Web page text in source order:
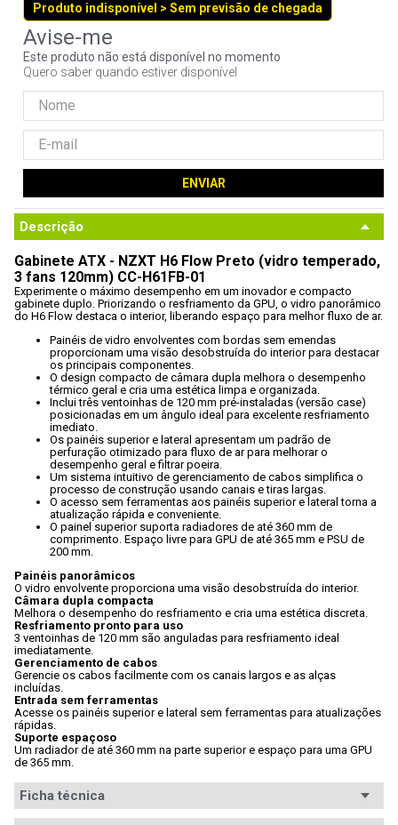
Produto indisponível > Sem previsão de chegada
Este produto não está disponível no momento
Quero saber quando estiver disponível
ENVIAR
Descrição
Gabinete ATX - NZXT H6 Flow Preto (vidro temperado,
3 fans 120mm) CC-H61FB-01
Experimente o máximo desempenho em um inovador e compacto
gabinete duplo. Priorizando o resfriamento da GPU, o vidro panorâmico
do H6 Flow destaca o interior, liberando espaço para melhor fluxo de ar.
Painéis de vidro envolventes com bordas sem emendas
proporcionam uma visão desobstruída do interior para destacar
os principais componentes.
O design compacto de câmara dupla melhora o desempenho
térmico geral e cria uma estética limpa e organizada.
Inclui três ventoinhas de 120 mm pré-instaladas (versão case)
posicionadas em um ângulo ideal para excelente resfriamento
imediato.
Os painéis superior e lateral apresentam um padrão de
perfuração otimizado para fluxo de ar para melhorar o
desempenho geral e filtrar poeira.
Um sistema intuitivo de gerenciamento de cabos simplifica o
processo de construção usando canais e tiras largas.
O acesso sem ferramentas aos painéis superior e lateral torna a
atualização rápida e conveniente.
O painel superior suporta radiadores de até 360 mm de
comprimento. Espaço livre para GPU de até 365 mm e PSU de
200 mm.
Painéis panorâmicos
O vidro envolvente proporciona uma visão desobstruída do interior.
Câmara dupla compacta
Melhora o desempenho do resfriamento e cria uma estética discreta.
Resfriamento pronto para uso
3 ventoinhas de 120 mm são anguladas para resfriamento ideal
imediatamente.
Gerenciamento de cabos
Gerencie os cabos facilmente com os canais largos e as alças
incluídas.
Entrada sem ferramentas
Acesse os painéis superior e lateral sem ferramentas para atualizações
rápidas.
Suporte espaçoso
Um radiador de até 360 mm na parte superior e espaço para uma GPU
de 365 mm.
Ficha técnica
8º
controle
fractal
10º ventoinha